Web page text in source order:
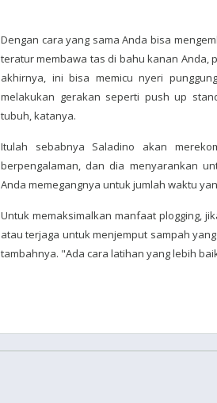
Dengan cara yang sama Anda bisa
teratur membawa tas di bahu kanan Anda,
akhirnya, ini bisa memicu nyeri
melakukan gerakan seperti push up
tubuh, katanya.
Itulah sebabnya Saladino akan
berpengalaman, dan dia menyarankan
Anda memegangnya untuk jumlah waktu
Untuk memaksimalkan manfaat plogging,
atau terjaga untuk menjemput sampah
tambahnya. "Ada cara latihan yang lebih